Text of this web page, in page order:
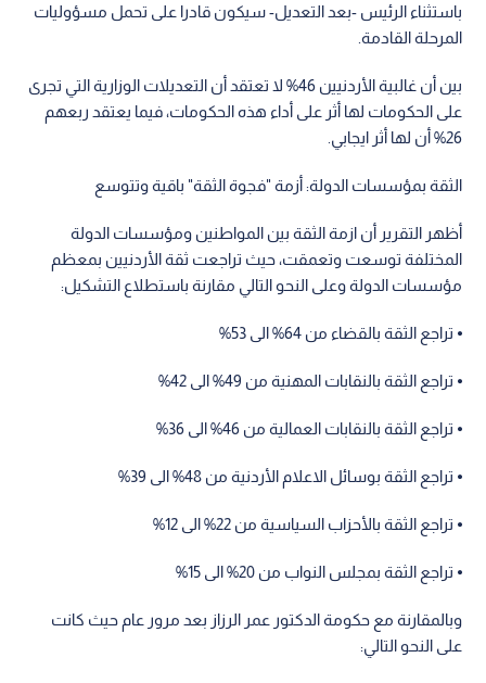
باستثناء الرئيس -بعد التعديل- سيكون قادرا على تحمل مسؤوليات
المرحلة القادمة.
بين أن غالبية الأردنيين 46% لا تعتقد أن التعديلات الوزارية التي تجرى
على الحكومات لها أثر على أداء هذه الحكومات، فيما يعتقد ربعهم
26% أن لها أثر ايجابي.
الثقة بمؤسسات الدولة: أزمة "فجوة الثقة" باقية وتتوسع
أظهر التقرير أن ازمة الثقة بين المواطنين ومؤسسات الدولة
المختلفة توسعت وتعمقت، حيث تراجعت ثقة الأردنيين بمعظم
مؤسسات الدولة وعلى النحو التالي مقارنة باستطلاع التشكيل:
⦁ تراجع الثقة بالقضاء من 64% الى 53%
⦁ تراجع الثقة بالنقابات المهنية من 49% الى 42%
⦁ تراجع الثقة بالنقابات العمالية من 46% الى 36%
⦁ تراجع الثقة بوسائل الاعلام الأردنية من 48% الى 39%
⦁ تراجع الثقة بالأحزاب السياسية من 22% الى 12%
⦁ تراجع الثقة بمجلس النواب من 20% الى 15%
وبالمقارنة مع حكومة الدكتور عمر الرزاز بعد مرور عام حيث كانت
على النحو التالي: